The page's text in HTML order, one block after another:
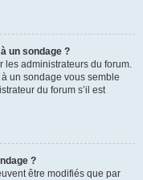
un sondage ?
les administrateurs du forum.
un sondage vous semble
du forum s’il est
?
être modifiés que par